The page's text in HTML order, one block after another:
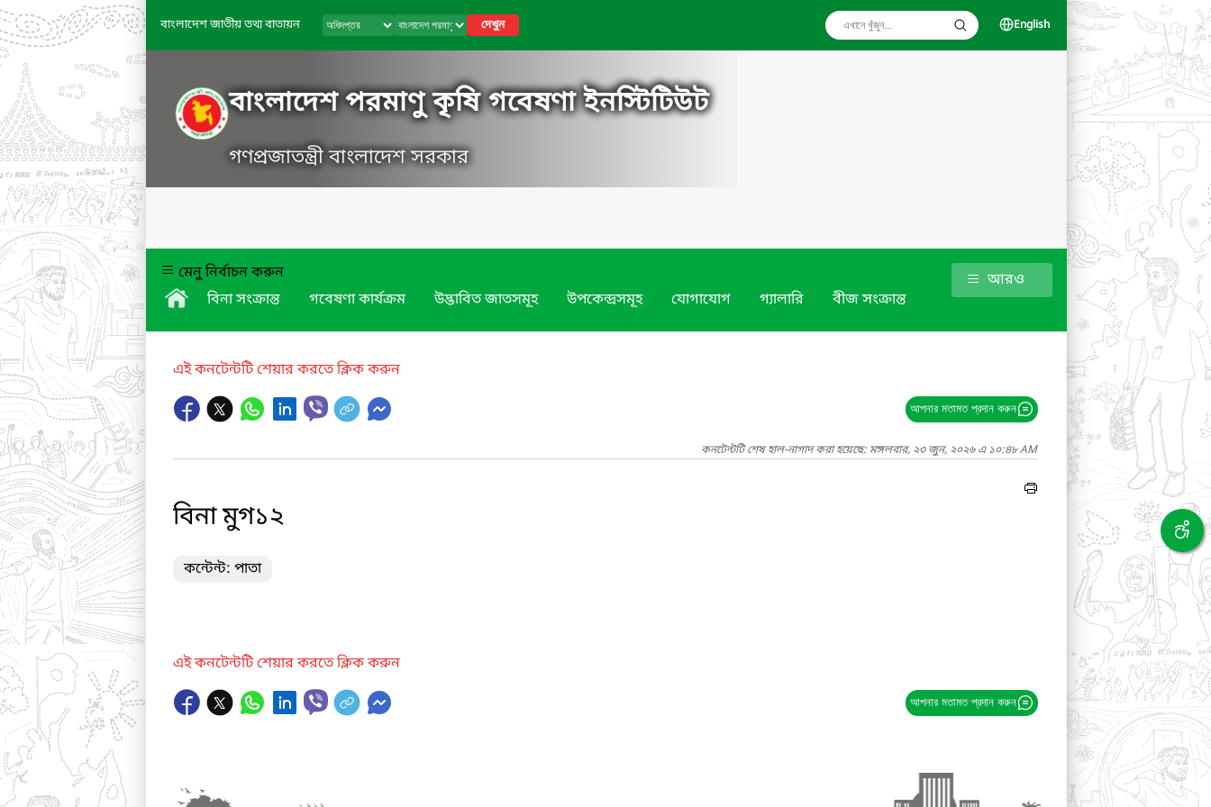
বাংলাদেশ জাতীয় তথ্য বাতায়ন দেখুন English
বাংলাদেশ পরমাণু কৃষি গবেষণা ইনস্টিটিউট
গণপ্রজাতন্ত্রী বাংলাদেশ সরকার
মেনু নির্বাচন করুন
বিনা সংক্রান্ত
গবেষণা কার্যক্রম উদ্ভাবিত জাতসমূহ উপকেন্দ্রসমূহ যোগাযোগ গ্যালারি বীজ সংক্রান্ত
আরও
এই কনটেন্টটি শেয়ার করতে ক্লিক করুন
আপনার মতামত প্রদান করুন
কনটেন্টটি শেষ হাল-নাগাদ করা হয়েছে: মঙ্গলবার, ২৩ জুন, ২০২৬ এ ১০:৪৮ AM
বিনা মুগ১২
কন্টেন্ট: পাতা
এই কনটেন্টটি শেয়ার করতে ক্লিক করুন
আপনার মতামত প্রদান করুন